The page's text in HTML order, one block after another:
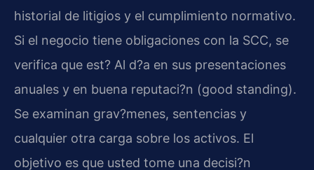
historial de litigios y el cumplimiento normativo.
Si el negocio tiene obligaciones con la SCC, se
verifica que est? Al d?a en sus presentaciones
anuales y en buena reputaci?n (good standing).
Se examinan grav?menes, sentencias y
cualquier otra carga sobre los activos. El
objetivo es que usted tome una decisi?n